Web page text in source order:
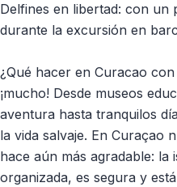
Delfines en libertad: con un
durante la excursión en
¿Qué hacer en Curacao
¡mucho! Desde museos
aventura hasta tranquilos
la vida salvaje. En Curaçao
hace aún más agradable: la
organizada, es segura y